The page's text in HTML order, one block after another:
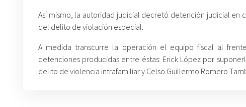
Así mismo, la autoridad judicial decretó detención judicial en
del delito de violación especial.
A medida transcurre la operación el equipo fiscal al
detenciones producidas entre éstas: Erick López por
delito de violencia intrafamiliar y Celso Guillermo Romero